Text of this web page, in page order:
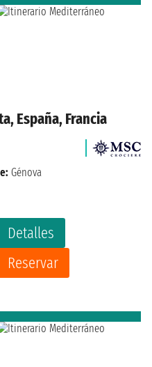
España, Francia
Detalles
Reservar
Génova